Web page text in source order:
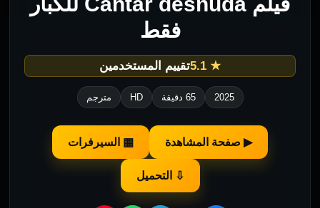
فقط
★ 5.1 تقييم المستخدمين
2025 65 دقيقة HD مترجم
▶ صفحة المشاهدة ▦ السيرفرات
⇩ التحميل